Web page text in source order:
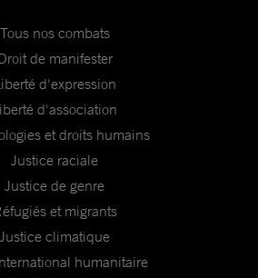
Tous nos combats
de manifester
d'expression
d'association
et droits humains
Justice raciale
Justice de genre
et migrants
Justice climatique
humanitaire